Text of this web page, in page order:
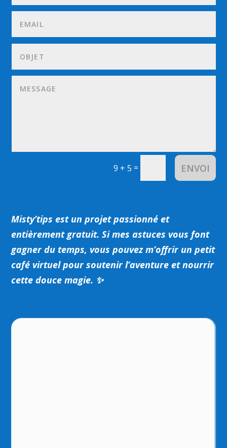
9 + 5 = ENVOI
Misty’tips est un projet passionné et
entièrement gratuit. Si mes astuces vous font
gagner du temps, vous pouvez m’offrir un petit
café virtuel pour soutenir l’aventure et nourrir
cette douce magie. ✨